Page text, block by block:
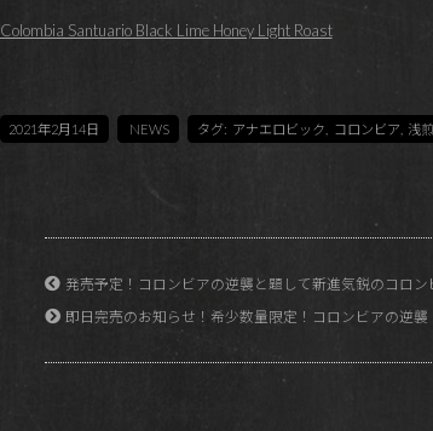
Colombia Santuario Black Lime Honey Light Roast
2021年2月14日 NEWS タグ: アナエロビック コロンビア 浅
発売予定！コロンビアの逆襲と題して新進気鋭のコロン
即日完売のお知らせ！希少数量限定！コロンビアの逆襲